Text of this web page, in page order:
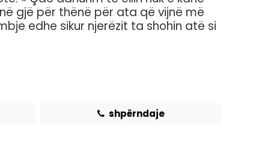
gjë për thënë për ata që vijnë më
edhe sikur njerëzit ta shohin atë si
shpërndaje